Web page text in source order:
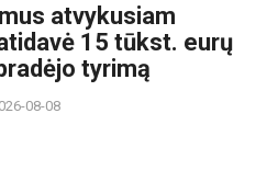
atvykusiam
15 tūkst. eurų
tyrimą
08-08